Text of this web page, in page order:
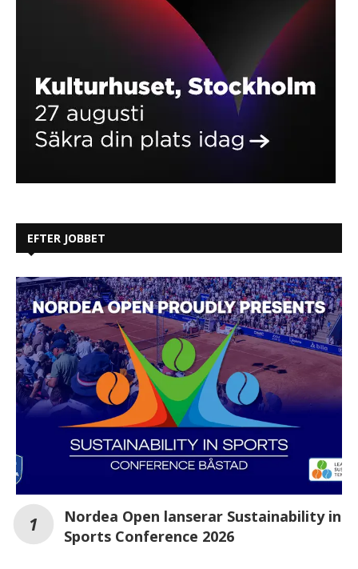
EFTER JOBBET
Nordea Open lanserar Sustainability in
Sports Conference 2026